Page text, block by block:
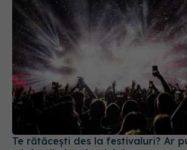
Te rătăcești des la festivaluri? Ar